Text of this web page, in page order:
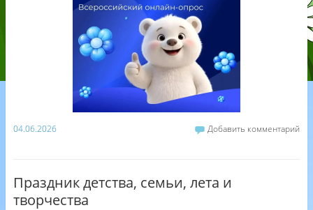
04.06.2026 Добавить комментарий
Праздник детства, семьи, лета и
творчества